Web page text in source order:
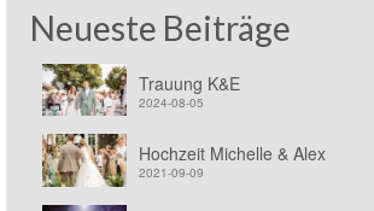
Neueste Beiträge
Trauung K&E
2024-08-05
Hochzeit Michelle & Alex
2021-09-09